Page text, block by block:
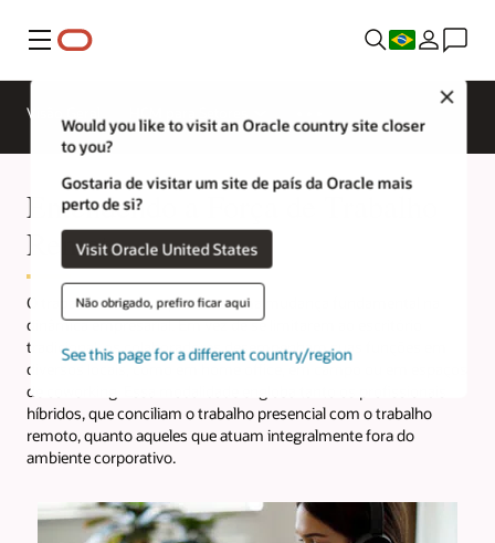
Menu
Would you like to visit an Oracle country site closer
to you?
Gostaria de visitar um site de país da Oracle mais
perto de si?
Visit Oracle United States
Não obrigado, prefiro ficar aqui
See this page for a different country/region
Visão Geral
Entendendo a Força de Trabalho
Remota
O trabalho remoto representa uma mudança fundamental na
dinâmica empresarial. Em vez de se limitarem ao escritório
tradicional, os colaboradores desempenham suas funções em
diversos locais, como em home office, em campo ou em espaços
de coworking. Essa modalidade engloba tanto os profissionais
híbridos, que conciliam o trabalho presencial com o trabalho
remoto, quanto aqueles que atuam integralmente fora do
ambiente corporativo.